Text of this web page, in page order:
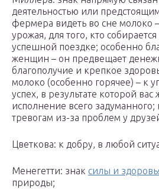
деятельностью или
фермера видеть во сне молоко –
урожая, для того, кто
успешной поездке; особенно
женщин – он предвещает
благополучие и крепкое
молоко (особенно горячее) – к
успех, в результате которой вас
исполнение всего задуманного;
тревогам из-за проблем у
Цветкова: к добру, в любой
Менегетти: знак силы и
природы;